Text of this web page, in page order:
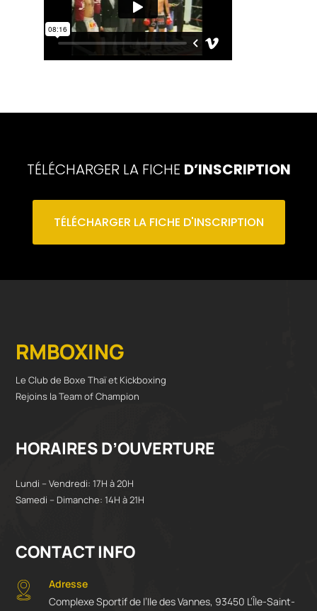
TÉLÉCHARGER LA FICHE D’INSCRIPTION
TÉLÉCHARGER LA FICHE D'INSCRIPTION
RMBOXING
Le Club de Boxe Thaï et Kickboxing
Rejoins la Team of Champion
HORAIRES D’OUVERTURE
Lundi – Vendredi: 17H à 20H
Samedi – Dimanche: 14H à 21H
CONTACT INFO
Adresse
Complexe Sportif de l’Ile des Vannes, 93450 L’Île-Saint-